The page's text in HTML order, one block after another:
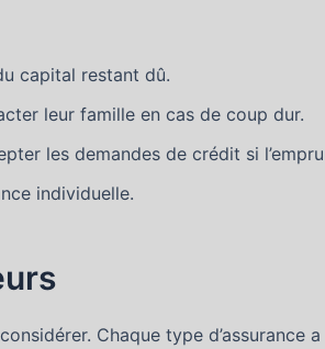
capital restant dû.
leur famille en cas de coup dur.
les demandes de crédit si
individuelle.
Chaque type d’assurance